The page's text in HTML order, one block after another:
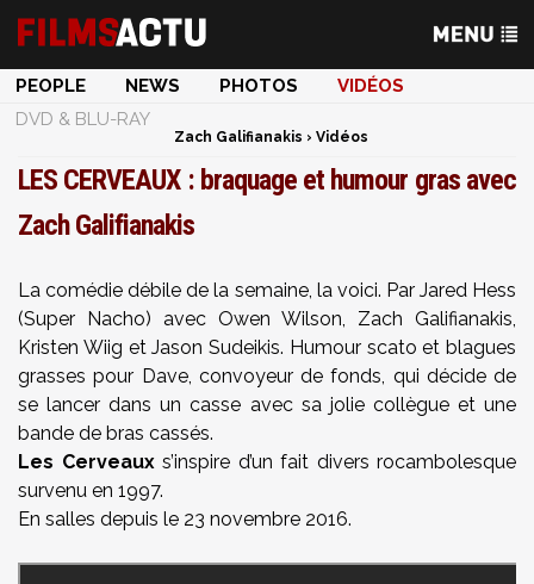
PEOPLE NEWS PHOTOS
VIDÉOS
DVD & BLU-RAY
Zach Galifianakis › Vidéos
LES CERVEAUX : braquage et humour gras avec
Zach Galifianakis
La comédie débile de la semaine, la voici. Par Jared Hess
(Super Nacho) avec Owen Wilson, Zach Galifianakis,
Kristen Wiig et Jason Sudeikis. Humour scato et blagues
grasses pour Dave, convoyeur de fonds, qui décide de
se lancer dans un casse avec sa jolie collègue et une
bande de bras cassés.
Les Cerveauxs’inspire d’un fait divers rocambolesque
survenu en 1997.
En salles depuis le 23 novembre 2016.